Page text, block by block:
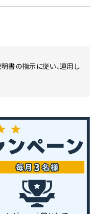
書の指示に従い、運用し